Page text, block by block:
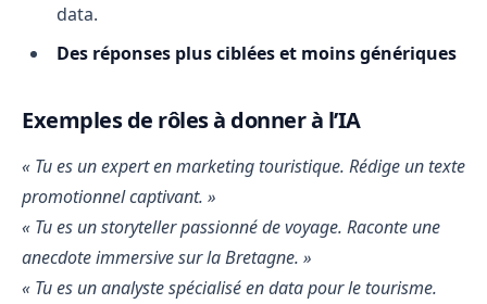
data.
Des réponses plus ciblées et moins génériques
Exemples de rôles à donner à l’IA
« Tu es un expert en marketing touristique. Rédige un texte
promotionnel captivant. »
« Tu es un storyteller passionné de voyage. Raconte une
anecdote immersive sur la Bretagne. »
« Tu es un analyste spécialisé en data pour le tourisme.